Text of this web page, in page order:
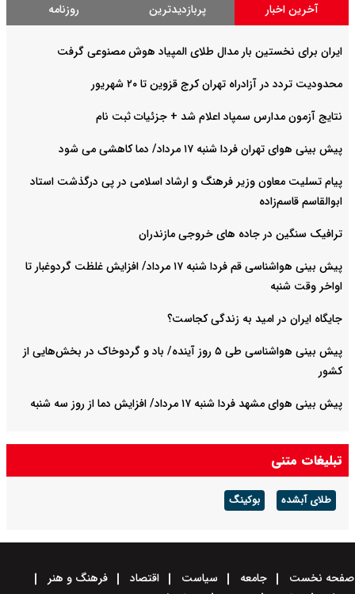
آخرین اخبار پربازدیدترین روزنامه
ایران برای نخستین بار مدال طلای المپیاد هوش مصنوعی گرفت
محدودیت تردد در آزادراه تهران کرج قزوین تا ۲۰ شهریور
نتایج آزمون مدارس سمپاد اعلام شد + جزئیات ثبت نام
پیش بینی هوای تهران فردا شنبه ۱۷ مرداد/ دما کاهشی می شود
پیام تسلیت معاون وزیر فرهنگ و ارشاد اسلامی در پی درگذشت استاد
ابوالقاسم قاسم‌زاده
ترافیک سنگین در جاده های خروجی مازندران
پیش بینی هواشناسی قم فردا شنبه ۱۷ مرداد/ افزایش غلظت گردوغبار تا
اواخر وقت شنبه
جایگاه ایران در امید به زندگی کجاست؟
پیش بینی هواشناسی طی ۵ روز آینده/ باد و گردوخاک در بخش‌هایی از
کشور
پیش بینی هوای مشهد فردا شنبه ۱۷ مرداد/ افزایش دما از روز سه شنبه
تبلیغات متنی
طلای آبشده بوکینگ
صفحه نخست جامعه سیاست اقتصاد
فرهنگ و هنر